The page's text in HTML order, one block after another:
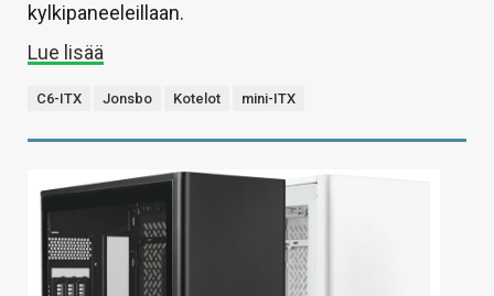
kylkipaneeleillaan.
Lue lisää
C6-ITX Jonsbo Kotelot mini-ITX